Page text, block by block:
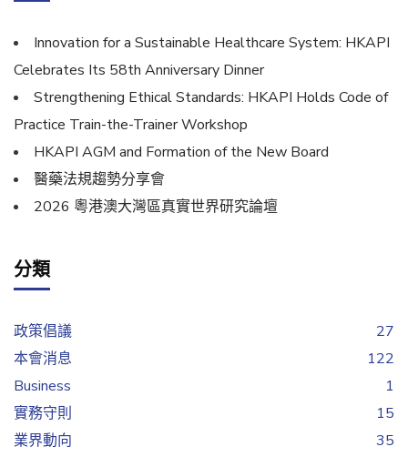
Innovation for a Sustainable Healthcare System: HKAPI
Celebrates Its 58th Anniversary Dinner
Strengthening Ethical Standards: HKAPI Holds Code of
Practice Train-the-Trainer Workshop
HKAPI AGM and Formation of the New Board
醫藥法規趨勢分享會
2026 粵港澳大灣區真實世界研究論壇
分類
政策倡議
27
本會消息
122
Business
1
實務守則
15
業界動向
35